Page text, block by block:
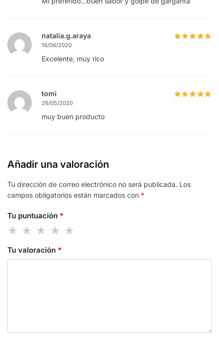
natalia.g.araya
16/06/2020
Excelente, muy rico
tomi
26/05/2020
muy buen producto
Añadir una valoración
Tu dirección de correo electrónico no será publicada. Los
campos obligatorios están marcados con *
Tu puntuación *
Tu valoración *